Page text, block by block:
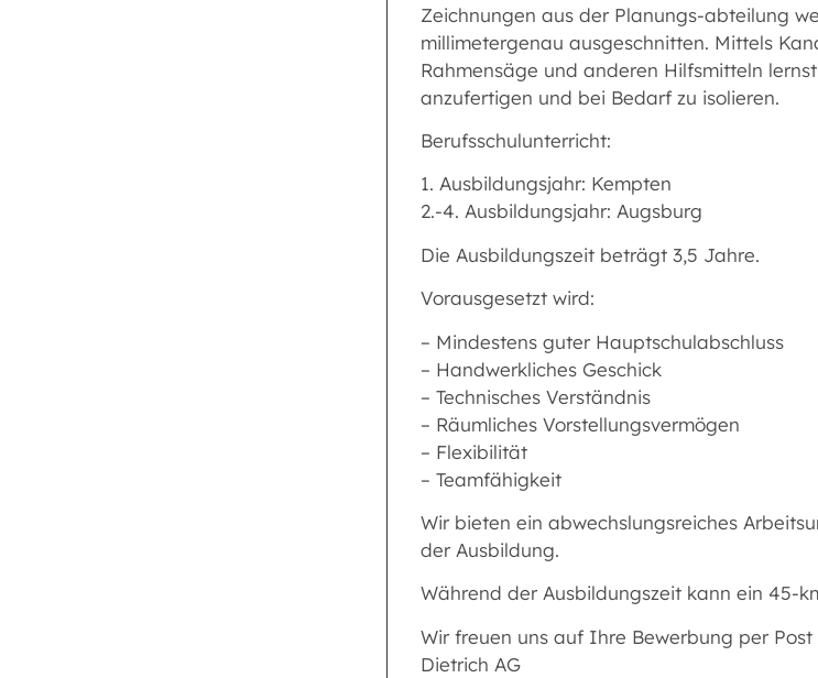
Zeichnungen aus der Planungs-abteilung
millimetergenau ausgeschnitten. Mittels
Rahmensäge und anderen Hilfsmitteln
anzufertigen und bei Bedarf zu isolieren.
Berufsschulunterricht:
1. Ausbildungsjahr: Kempten
2.-4. Ausbildungsjahr: Augsburg
Die Ausbildungszeit beträgt 3,5 Jahre.
Vorausgesetzt wird:
– Mindestens guter Hauptschulabschluss
– Handwerkliches Geschick
– Technisches Verständnis
– Räumliches Vorstellungsvermögen
– Flexibilität
– Teamfähigkeit
Wir bieten ein abwechslungsreiches
der Ausbildung.
Während der Ausbildungszeit kann ein 45-
Wir freuen uns auf Ihre Bewerbung per
Dietrich AG